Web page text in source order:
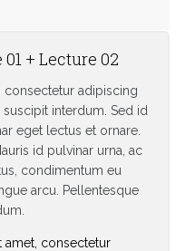
+ Lecture 02
consectetur adipiscing
interdum. Sed id
eget lectus et ornare.
id pulvinar urna, ac
condimentum eu
arcu. Pellentesque
amet, consectetur